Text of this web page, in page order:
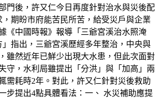
門後，許又仁今日再度針對治水與災後配
期盼市府能苦民所苦，給受災戶與企業
《中國時報》報導「三爺宮溪治水照淹
」指出，三爺宮溪歷經多年整治，中央與
雖然近年已鮮少出現大水患，但此次面對
守，水利局雖提出「分洪」與「加高」兩
需耗時2年。對此，許又仁針對災後救助
步提出4點具體看法：一、 水災補助應提